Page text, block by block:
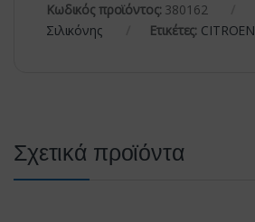
Κωδικός προϊόντος: 380162
Σιλικόνης
Ετικέτες: CITROEN
Σχετικά προϊόντα